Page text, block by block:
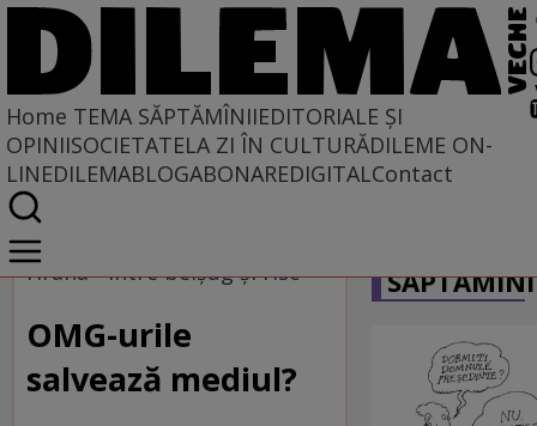
Home TEMA SĂPTĂMÎNIIEDITORIALE ȘI
OPINIISOCIETATELA ZI ÎN CULTURĂDILEME ON-
LINEDILEMABLOGABONAREDIGITALContact
Home
Tema săptămînii
Hrana - între belşug şi risc
OMG-urile
salvează mediul?